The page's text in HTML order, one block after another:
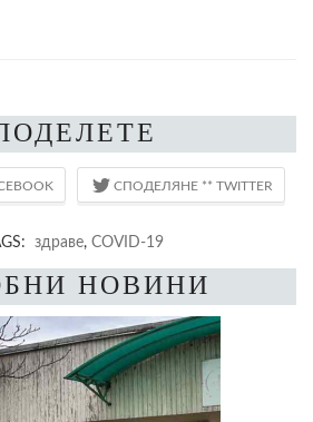
здраве, COVID-19
НОВИНИ